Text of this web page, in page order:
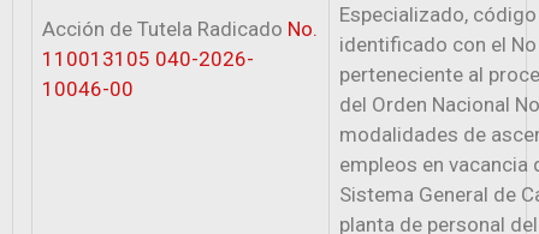
Acción de Tutela Radicado No.
110013105 040-2026-
10046-00
Especializado,
identificado con el
perteneciente al
del Orden Nacional
modalidades de
empleos en
Sistema General de
planta de personal del